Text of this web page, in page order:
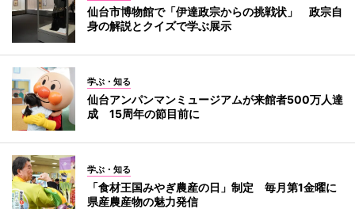
仙台市博物館で「伊達政宗からの挑戦状」 政宗自
身の解説とクイズで学ぶ展示
学ぶ・知る
仙台アンパンマンミュージアムが来館者500万人達
成 15周年の節目前に
学ぶ・知る
「食材王国みやぎ農産の日」制定 毎月第1金曜に
県産農産物の魅力発信